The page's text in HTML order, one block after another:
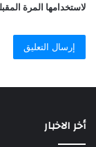
لاستخدامها المرة
أخر الاخبار